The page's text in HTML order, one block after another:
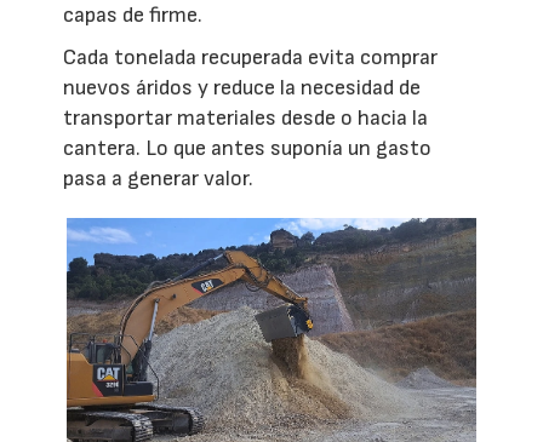
capas de firme.
Cada tonelada recuperada evita comprar
nuevos áridos y reduce la necesidad de
transportar materiales desde o hacia la
cantera. Lo que antes suponía un gasto
pasa a generar valor.